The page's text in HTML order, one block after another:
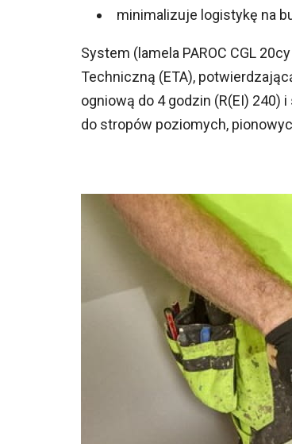
minimalizuje logistykę na
System (lamela PAROC CGL
Techniczną (ETA),
ogniową do 4 godzin (R(EI) 240)
do stropów poziomych,